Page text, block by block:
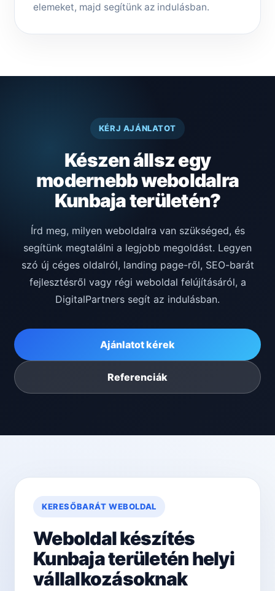
elemeket, majd segítünk az indulásban.
KÉRJ AJÁNLATOT
Készen állsz egy
modernebb weboldalra
Kunbaja területén?
Írd meg, milyen weboldalra van szükséged, és
segítünk megtalálni a legjobb megoldást. Legyen
szó új céges oldalról, landing page-ről, SEO-barát
fejlesztésről vagy régi weboldal felújításáról, a
DigitalPartners segít az indulásban.
Ajánlatot kérek
Referenciák
KERESŐBARÁT WEBOLDAL
Weboldal készítés
Kunbaja területén helyi
vállalkozásoknak